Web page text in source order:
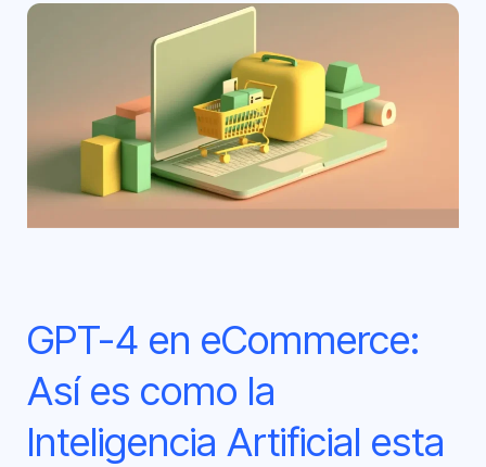
GPT-4 en eCommerce:
Así es como la
Inteligencia Artificial esta
GPT-
eCommerce:
Así
es
como
Artificial
cambiando
el